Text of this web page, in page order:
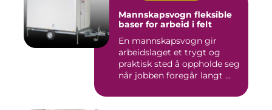
Mannskapsvogn fleksible
baser for arbeid i felt
En mannskapsvogn gir
arbeidslaget et trygt og
praktisk sted å oppholde seg
når jobben foregår langt ...